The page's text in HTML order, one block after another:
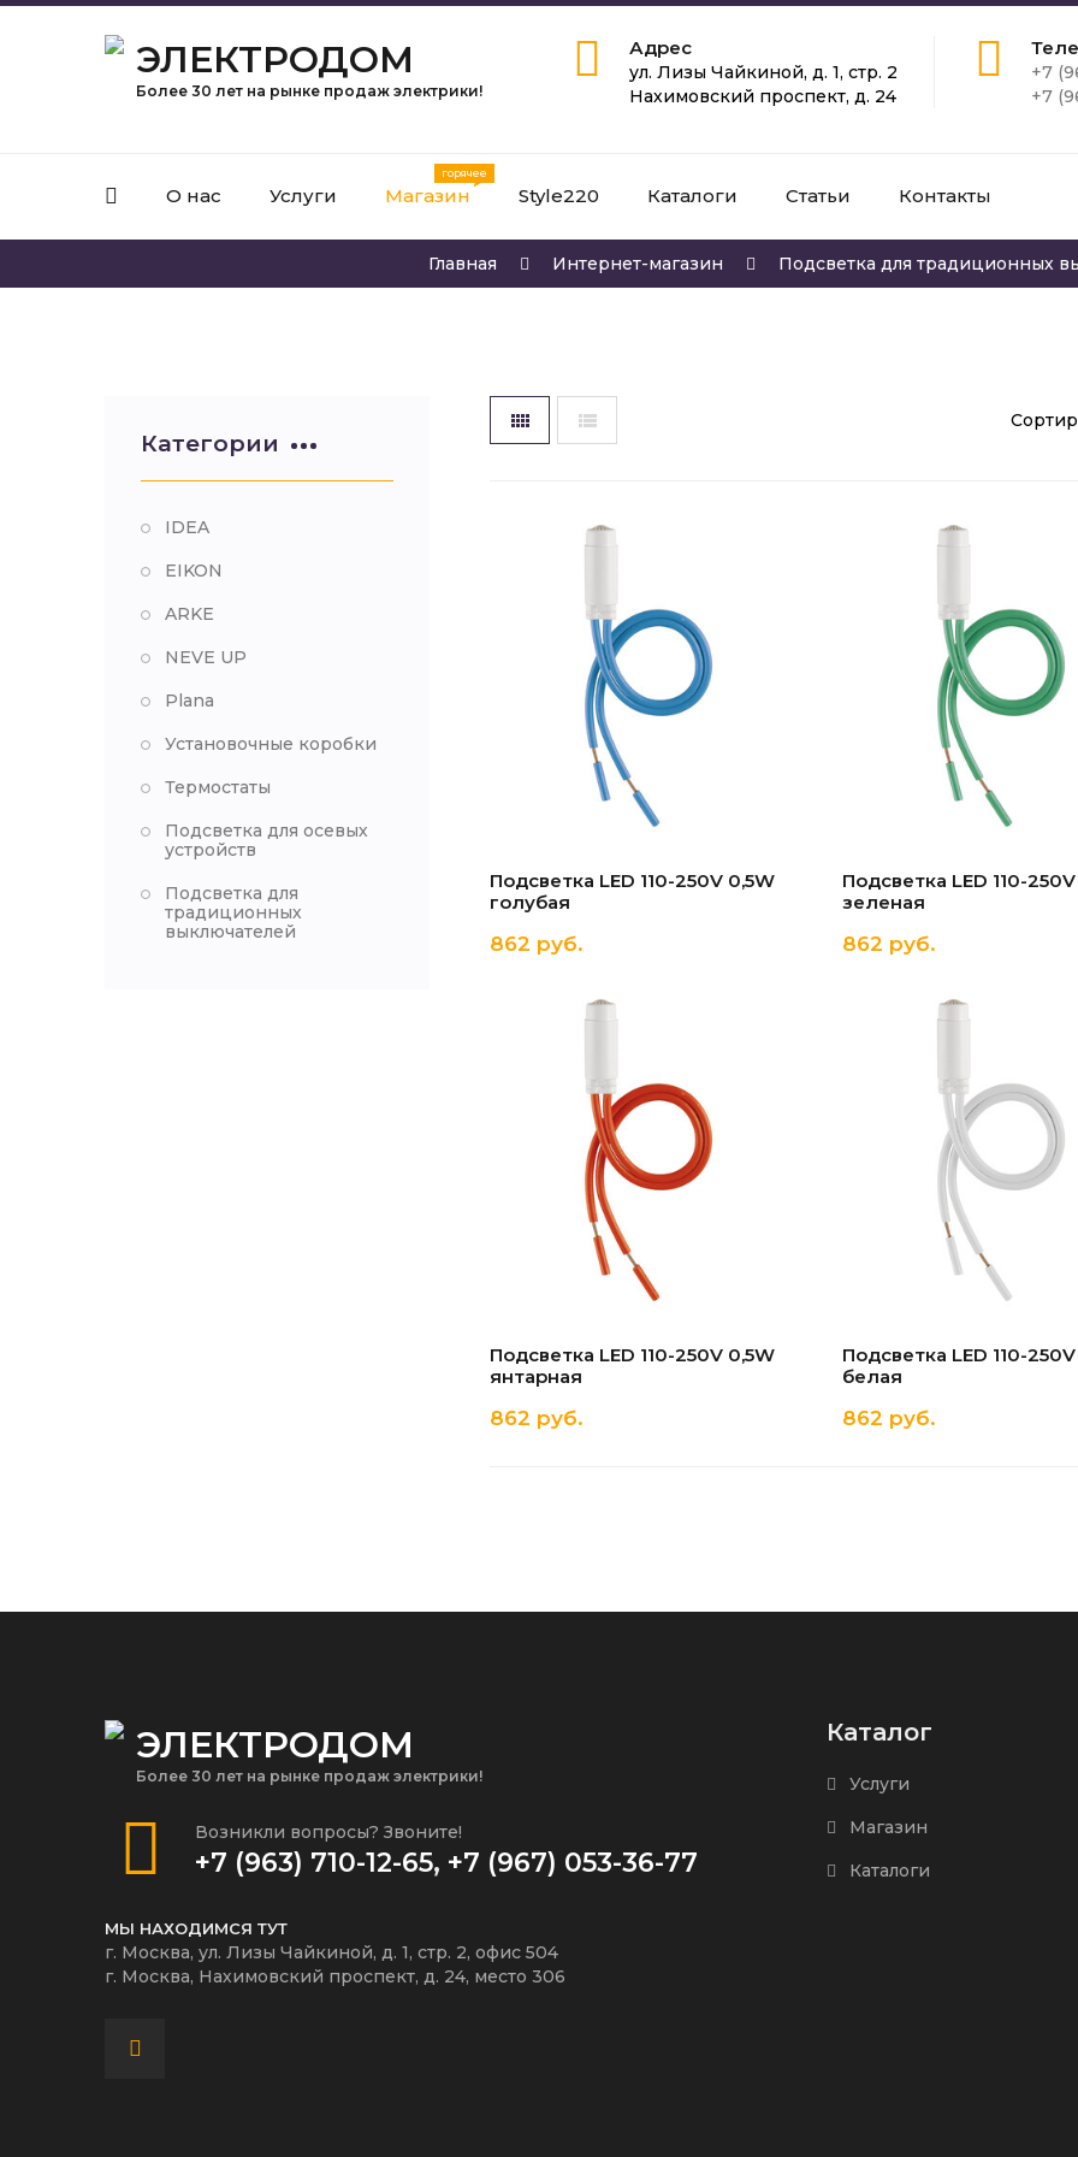
ЭЛЕКТРОДОМ
Более 30 лет на рынке продаж электрики!
Адрес
ул. Лизы Чайкиной, д. 1, стр. 2
Нахимовский проспект, д. 24
+7
+7
О нас Услуги Магазин Style220 Каталоги Статьи Контакты
Главная Интернет-магазин Подсветка для традиционных
Подсветка LED 110-250V 0,5W
голубая
862 руб.
Подсветка LED 110-
зеленая
862 руб.
Подсветка LED 110-250V 0,5W
янтарная
862 руб.
Подсветка LED 110-
белая
862 руб.
Категории
IDEA
EIKON
ARKE
NEVE UP
Plana
Установочные коробки
Термостаты
Подсветка для осевых
устройств
Подсветка для
традиционных
выключателей
ЭЛЕКТРОДОМ
Более 30 лет на рынке продаж электрики!
Возникли вопросы? Звоните!
+7 (963) 710-12-65, +7 (967) 053-36-77
МЫ НАХОДИМСЯ ТУТ
г. Москва, ул. Лизы Чайкиной, д. 1, стр. 2, офис 504
г. Москва, Нахимовский проспект, д. 24, место 306
Каталог
Услуги
Магазин
Каталоги